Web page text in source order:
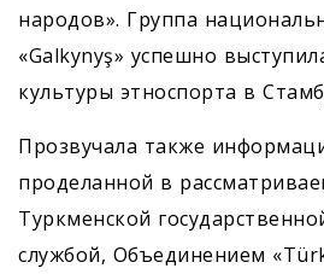
народов». Группа
«Galkynyş» успешно
культуры этноспорта в
Прозвучала также
проделанной в
Туркменской
службой, Объединением